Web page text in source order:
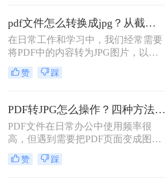
结论，再逐一拆解操作步骤，您可根
据转换频率、图片质量要求和隐私需
求快速选择。
pdf文件怎么转换成jpg？从截图到专业软件，一篇讲清楚！
在日常工作和学习中，我们经常需要
将PDF中的内容转为JPG图片，以便
插入PPT、上传网页或通过微信分
享。PDF怎么转JPG图片？本文先给
拆解操作步骤，您可根据使用频率、
图片质量要求和操作习惯快速选择最
适合的方法。
赞 踩
PDF转JPG怎么操作？四种方法实测对比，附各场景最优选！
PDF文件在日常办公中使用频率很
高，但遇到需要把PDF页面变成图片
插入文档、发微信、上传到只接受图
片格式的平台时，就得做格式转换。
赞 踩